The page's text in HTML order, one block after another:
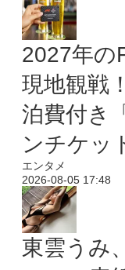
2027年の
現地観戦
泊費付き
ンチケッ
エンタメ
2026-08-05 17:48
東雲うみ